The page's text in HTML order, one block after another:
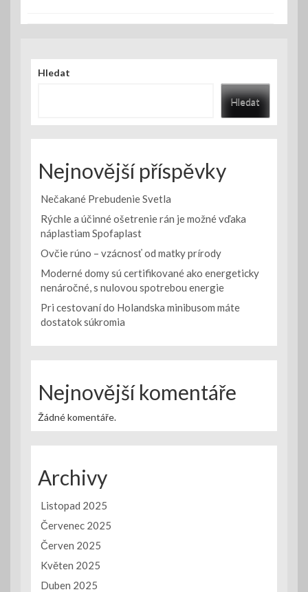
Hledat
Hledat
Nejnovější příspěvky
Nečakané Prebudenie Svetla
Rýchle a účinné ošetrenie rán je možné vďaka
náplastiam Spofaplast
Ovčie rúno – vzácnosť od matky prírody
Moderné domy sú certifikované ako energeticky
nenáročné, s nulovou spotrebou energie
Pri cestovaní do Holandska minibusom máte
dostatok súkromia
Nejnovější komentáře
Žádné komentáře.
Archivy
Listopad 2025
Červenec 2025
Červen 2025
Květen 2025
Duben 2025